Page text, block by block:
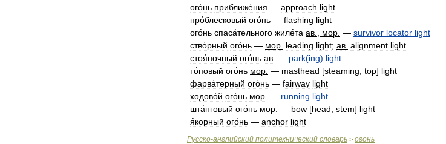
ого́нь приближе́ния — approach light
про́блесковый ого́нь — flashing light
ого́нь спаса́тельного жиле́та ав мор — survivor locator light
ство́рный ого́нь — мор leading light; ав alignment light
стоя́ночный ого́нь ав — park(ing) light
то́повый ого́нь мор — masthead [steaming top] light
фарва́терный ого́нь — fairway light
ходово́й ого́нь мор — running light
шта́нговый ого́нь мор — bow [head stem] light
я́корный ого́нь — anchor light
Русско-английский политехнический словарь > огонь